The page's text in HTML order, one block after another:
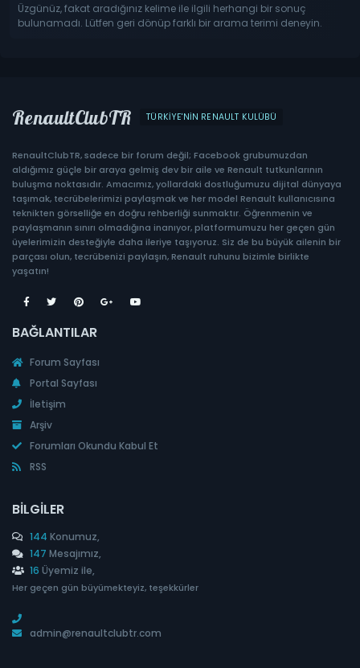
Üzgünüz, fakat aradığınız kelime ile ilgili herhangi bir sonuç
bulunamadı. Lütfen geri dönüp farklı bir arama terimi deneyin.
RenaultClubTR TÜRKIYE'NIN RENAULT KULÜBÜ
RenaultClubTR, sadece bir forum değil; Facebook grubumuzdan
aldığımız güçle bir araya gelmiş dev bir aile ve Renault tutkunlarının
buluşma noktasıdır. Amacımız, yollardaki dostluğumuzu dijital dünyaya
taşımak, tecrübelerimizi paylaşmak ve her model Renault kullanıcısına
teknikten görselliğe en doğru rehberliği sunmaktır. Öğrenmenin ve
paylaşmanın sınırı olmadığına inanıyor, platformumuzu her geçen gün
üyelerimizin desteğiyle daha ileriye taşıyoruz. Siz de bu büyük ailenin bir
parçası olun, tecrübenizi paylaşın, Renault ruhunu bizimle birlikte
yaşatın!
BAĞLANTILAR
Forum Sayfası
Portal Sayfası
İletişim
Arşiv
Forumları Okundu Kabul Et
RSS
BILGILER
144 Konumuz,
147 Mesajımız,
16 Üyemiz ile,
Her geçen gün büyümekteyiz, teşekkürler
admin@renaultclubtr.com